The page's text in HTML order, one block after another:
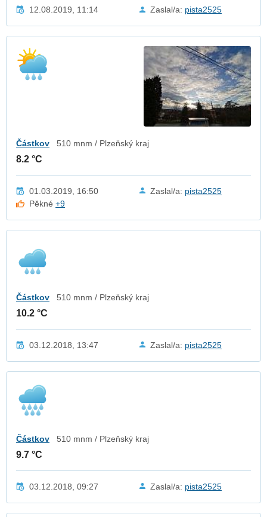
12.08.2019, 11:14 Zaslal/a: pista2525
Částkov 510 mnm / Plzeňský kraj
8.2 °C
01.03.2019, 16:50 Zaslal/a: pista2525
Pěkné+9
Částkov 510 mnm / Plzeňský kraj
10.2 °C
03.12.2018, 13:47 Zaslal/a: pista2525
Částkov 510 mnm / Plzeňský kraj
9.7 °C
03.12.2018, 09:27 Zaslal/a: pista2525